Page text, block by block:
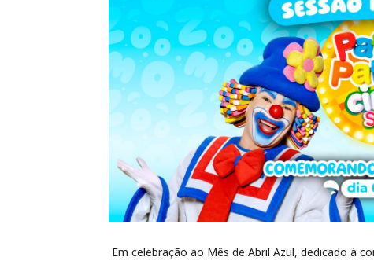
Em celebração ao Mês de Abril Azul, dedicado à